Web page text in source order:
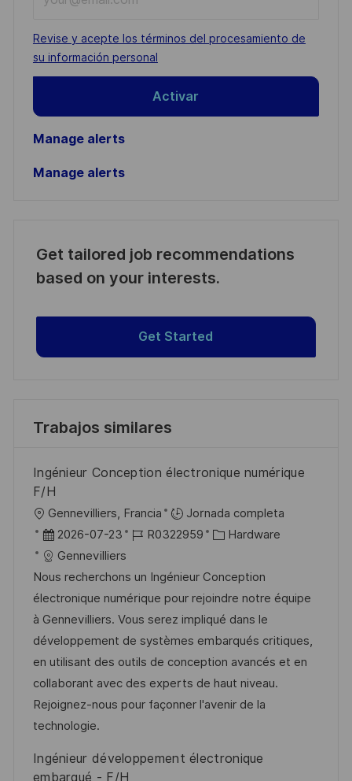
Email
address
(Required)
Required
Revise y acepte los términos del procesamiento de
su información personal
Activar
Manage alerts
Manage alerts
Get tailored job recommendations
based on your interests.
Get Started
Trabajos similares
Ingénieur Conception électronique numérique
F/H
U
b
c
a
c
i
ó
n
Gennevilliers, Francia
Jornada completa
F
e
c
h
a
d
e
p
u
b
i
2026-07-23
I
d
e
e
m
p
l
e
R0322959
C
t
e
g
o
r
í
a
Hardware
Gennevilliers
Nous recherchons un Ingénieur Conception
électronique numérique pour rejoindre notre équipe
à Gennevilliers. Vous serez impliqué dans le
développement de systèmes embarqués critiques,
en utilisant des outils de conception avancés et en
collaborant avec des experts de haut niveau.
Rejoignez-nous pour façonner l'avenir de la
technologie.
Ingénieur développement électronique
embarqué - F/H